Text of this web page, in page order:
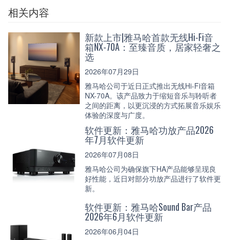
相关内容
新款上市|雅马哈首款无线Hi-Fi音
箱NX-70A：至臻音质，居家轻奢之
选
2026年07月29日
雅马哈公司于近日正式推出无线Hi-Fi音箱
NX-70A。该产品致力于缩短音乐与聆听者
之间的距离，以更沉浸的方式拓展音乐娱乐
体验的深度与广度。
软件更新：雅马哈功放产品2026
年7月软件更新
2026年07月08日
雅马哈公司为确保旗下HA产品能够呈现良
好性能，近日对部分功放产品进行了软件更
新。
软件更新：雅马哈Sound Bar产品
2026年6月软件更新
2026年06月04日